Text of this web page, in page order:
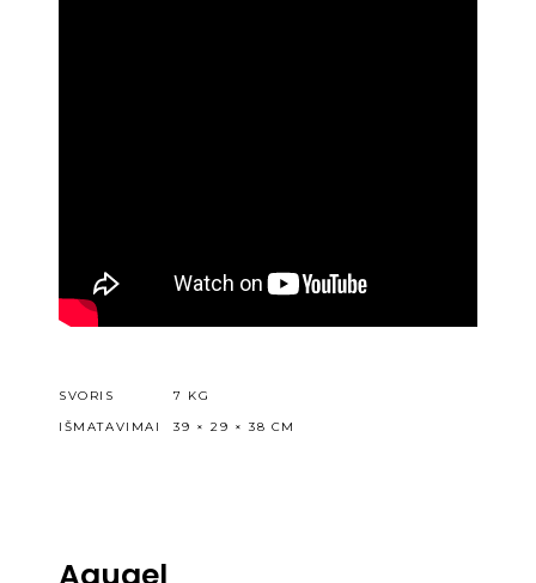
SVORIS
7 KG
IŠMATAVIMAI
39 × 29 × 38 CM